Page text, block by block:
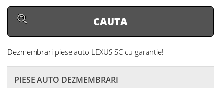
Dezmembrari piese auto LEXUS SCcu garantie!
PIESE AUTO DEZMEMBRARI